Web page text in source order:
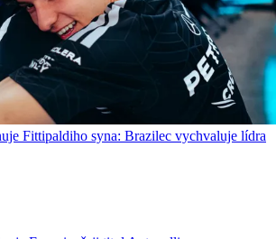
Fittipaldiho syna: Brazilec vychvaluje lídra